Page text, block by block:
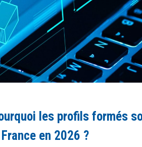
les profils formés
en 2026 ?